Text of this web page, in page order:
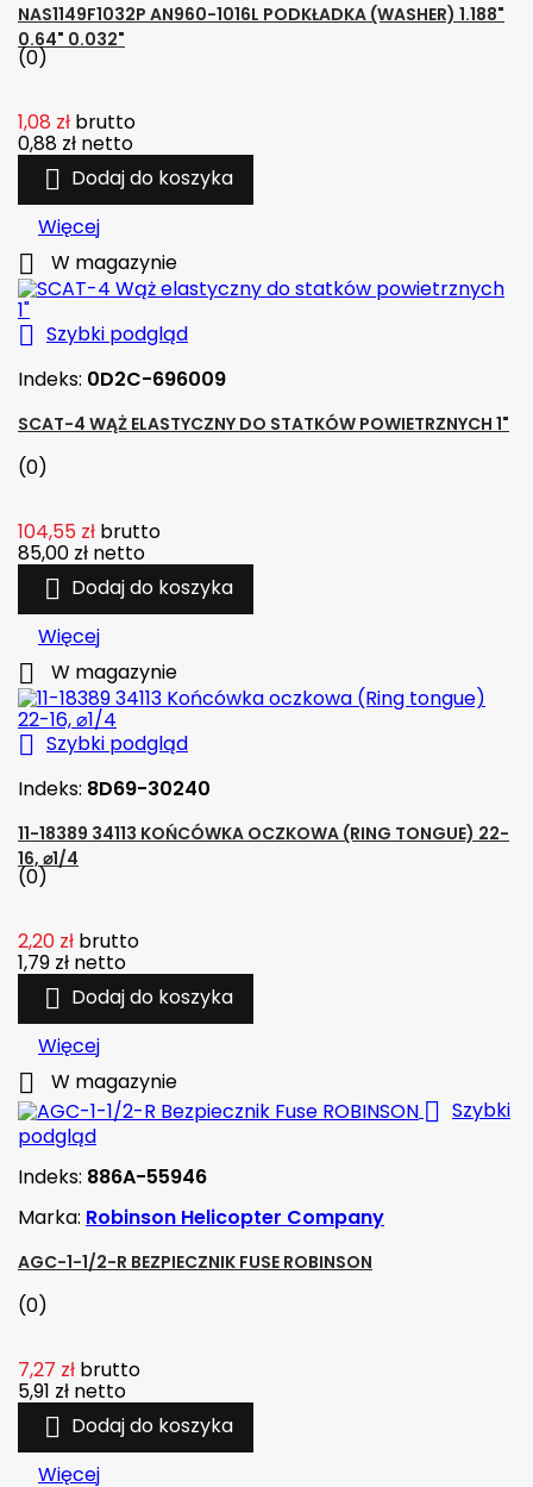
NAS1149F1032P AN960-1016L PODKŁADKA (WASHER) 1.188"
0.64" 0.032"
(0)
1,08 zł brutto
0,88 zł netto
 Dodaj do koszyka
Więcej
 W magazynie
 Szybki podgląd
Indeks: 0D2C-696009
SCAT-4 WĄŻ ELASTYCZNY DO STATKÓW POWIETRZNYCH 1"
(0)
104,55 zł brutto
85,00 zł netto
 Dodaj do koszyka
Więcej
 W magazynie
 Szybki podgląd
Indeks: 8D69-30240
11-18389 34113 KOŃCÓWKA OCZKOWA (RING TONGUE) 22-
16, ⌀1/4
(0)
2,20 zł brutto
1,79 zł netto
 Dodaj do koszyka
Więcej
 W magazynie
 Szybki
podgląd
Indeks: 886A-55946
Marka: Robinson Helicopter Company
AGC-1-1/2-R BEZPIECZNIK FUSE ROBINSON
(0)
7,27 zł brutto
5,91 zł netto
 Dodaj do koszyka
Więcej